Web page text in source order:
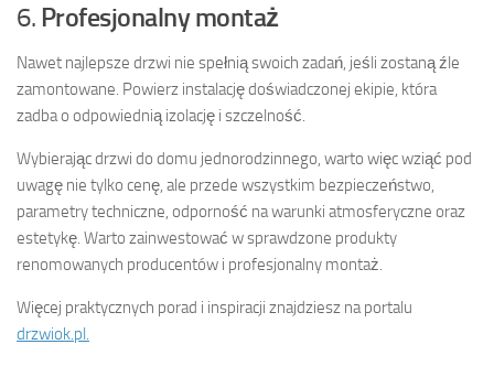
6. Profesjonalny montaż
Nawet najlepsze drzwi nie spełnią swoich zadań, jeśli zostaną źle
zamontowane. Powierz instalację doświadczonej ekipie, która
zadba o odpowiednią izolację i szczelność.
Wybierając drzwi do domu jednorodzinnego, warto więc wziąć pod
uwagę nie tylko cenę, ale przede wszystkim bezpieczeństwo,
parametry techniczne, odporność na warunki atmosferyczne oraz
estetykę. Warto zainwestować w sprawdzone produkty
renomowanych producentów i profesjonalny montaż.
Więcej praktycznych porad i inspiracji znajdziesz na portalu
drzwiok.pl.